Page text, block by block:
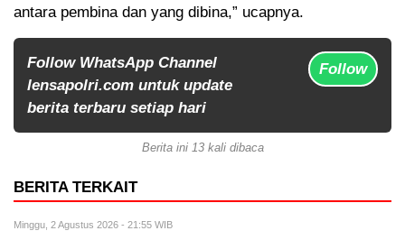
antara pembina dan yang dibina,” ucapnya.
Follow WhatsApp Channel
lensapolri.com untuk update
berita terbaru setiap hari
Follow
Berita ini 13 kali dibaca
BERITA TERKAIT
Minggu, 2 Agustus 2026 - 21:55 WIB